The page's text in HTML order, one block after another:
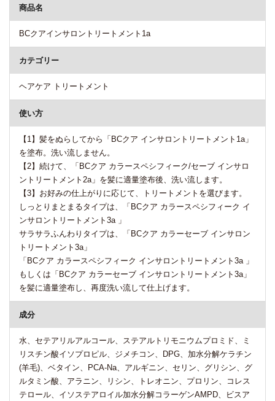
商品名
BCクアインサロントリートメント1a
カテゴリー
ヘアケア トリートメント
使い方
【1】髪をぬらしてから「BCクア インサロントリートメント1a」
を塗布。洗い流しません。
【2】続けて、「BCクア カラースペシフィーク/セーブ インサロ
ントリートメント2a」を髪に適量塗布後、洗い流します。
【3】お好みの仕上がりに応じて、トリートメントを選びます。
しっとりまとまるタイプは、「BCクア カラースペシフィーク イ
ンサロントリートメント3a 」
サラサラふんわりタイプは、「BCクア カラーセーブ インサロン
トリートメント3a」
「BCクア カラースペシフィーク インサロントリートメント3a 」
もしくは「BCクア カラーセーブ インサロントリートメント3a」
を髪に適量塗布し、再度洗い流して仕上げます。
成分
水、セテアリルアルコール、ステアルトリモニウムプロミド、ミ
リスチン酸イソプロピル、ジメチコン、DPG、加水分解ケラチン
(羊毛)、ベタイン、PCA-Na、アルギニン、セリン、グリシン、グ
ルタミン酸、アラニン、リシン、トレオニン、プロリン、コレス
テロール、イソステアロイル加水分解コラーゲンAMPD、ビスア